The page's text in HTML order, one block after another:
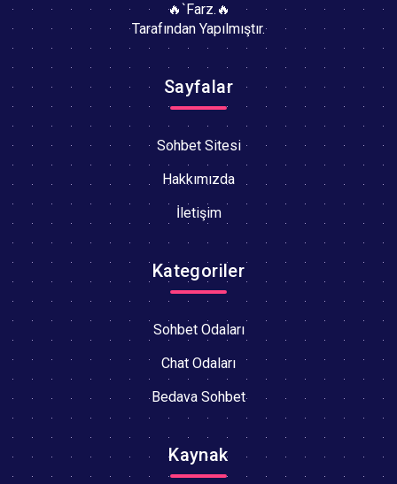
🔥`Farz.🔥
Tarafından Yapılmıştır.
Sayfalar
Sohbet Sitesi
Hakkımızda
İletişim
Kategoriler
Sohbet Odaları
Chat Odaları
Bedava Sohbet
Kaynak